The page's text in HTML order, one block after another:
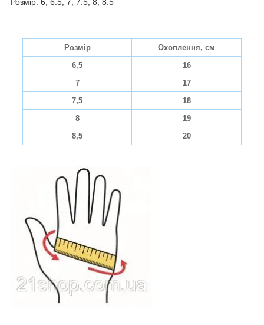
Розмір
Охоплення, см
6,5
16
7
17
7,5
18
8
19
8,5
20